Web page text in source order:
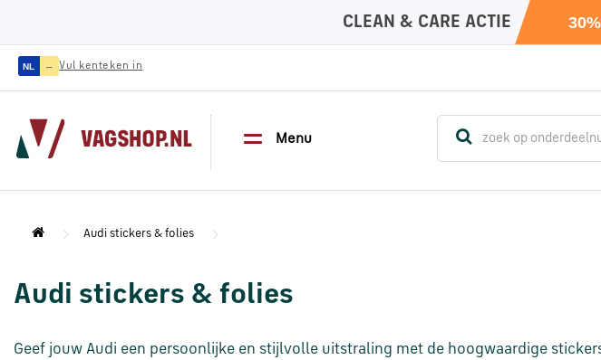
CLEAN & CARE ACTIE
NL — Vul kenteken in
Menu
Audi stickers & folies
Audi stickers & folies
Geef jouw Audi een persoonlijke en stijlvolle uitstraling met de hoogwaardige